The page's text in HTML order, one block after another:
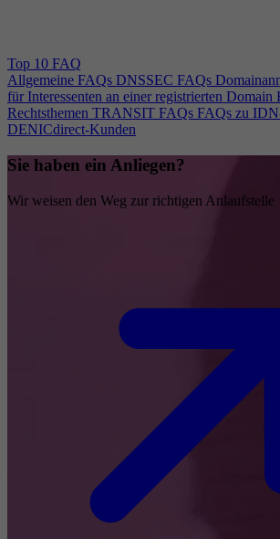
Top 10 FAQ
Allgemeine FAQs DNSSEC FAQs
für Interessenten an einer registrierten Domain
Rechtsthemen TRANSIT FAQs FAQs zu
DENICdirect-Kunden
Sie haben ein Anliegen?
Wir weisen den Weg zur richtigen Anlaufstelle